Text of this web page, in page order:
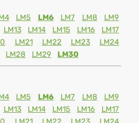
LM5 LM6 LM7 LM8
LM9
LM13 LM14 LM15 LM16
LM17
LM21 LM22 LM23
LM24
LM28 LM29 LM30
LM5 LM6 LM7 LM8
LM9
LM13 LM14 LM15 LM16
LM17